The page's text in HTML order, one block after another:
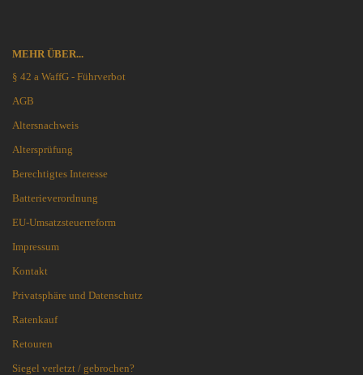
MEHR ÜBER...
§ 42 a WaffG - Führverbot
AGB
Altersnachweis
Altersprüfung
Berechtigtes Interesse
Batterieverordnung
EU-Umsatzsteuerreform
Impressum
Kontakt
Privatsphäre und Datenschutz
Ratenkauf
Retouren
Siegel verletzt / gebrochen?